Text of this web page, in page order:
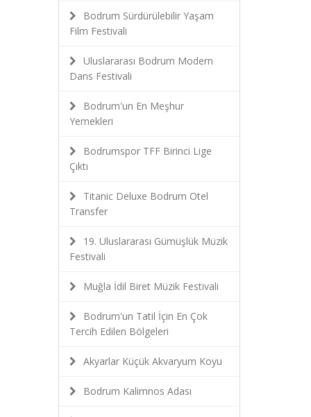
Bodrum Sürdürülebilir Yaşam
Film Festivali
Uluslararası Bodrum Modern
Dans Festivali
Bodrum'un En Meşhur
Yemekleri
Bodrumspor TFF Birinci Lige
Çıktı
Titanic Deluxe Bodrum Otel
Transfer
19. Uluslararası Gümüşlük Müzik
Festivali
Muğla İdil Biret Müzik Festivali
Bodrum'un Tatil İçin En Çok
Tercih Edilen Bölgeleri
Akyarlar Küçük Akvaryum Koyu
Bodrum Kalimnos Adası